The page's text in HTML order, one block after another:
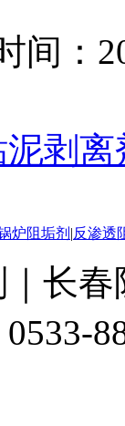
间：
剥离
炉阻垢剂 |反渗透
长